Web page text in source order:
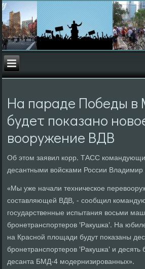
На параде Победы в
будет показано
вооружение ВДВ
Об этом заявил корр. ТАСС
десантными войсками России
«Мы уже начали техническое
составляющей ВДВ, - сообщил
государственные испытания восьми
бронетранспортеров 'Ракушка'. На
на Красной площади будут показаны
бронетранспортеров 'Ракушка' и
десанта БМД-4 модернизированных».